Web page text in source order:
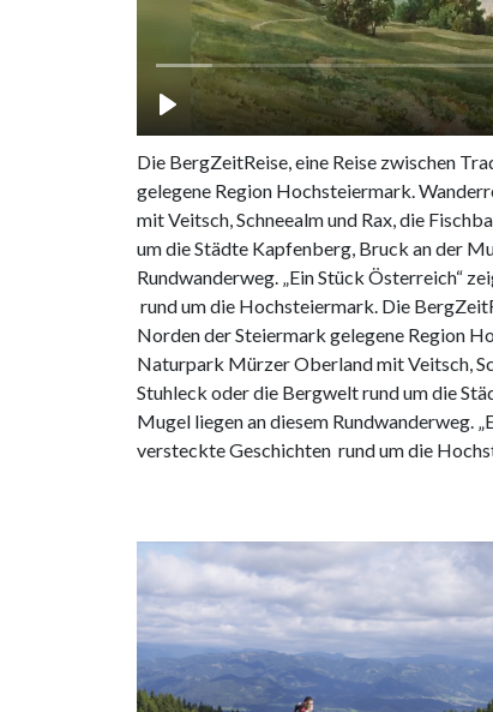
Die
Die BergZeitReise, eine Reise zwischen
gelegene Region Hochsteiermark.
mit Veitsch, Schneealm und Rax, die
um die Städte Kapfenberg, Bruck an der
Rundwanderweg. „Ein Stück Österreich“
rund um die Hochsteiermark. Die
Norden der Steiermark gelegene Region
Naturpark Mürzer Oberland mit Veitsch,
Stuhleck oder die Bergwelt rund um die
Mugel liegen an diesem Rundwanderweg.
versteckte Geschichten rund um die